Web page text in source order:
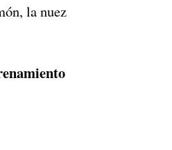
la nuez